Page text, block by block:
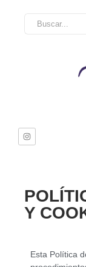
Y
Esta Política